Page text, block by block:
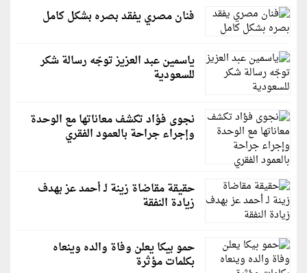
فنان مصري يفقد بصره بشكل كامل
ياسمين عبد العزيز توجّه رسالة شكر
للسعودية
نجوى فؤاد تكشف معاناتها مع الوحدة
وإجراء جراحة بالعمود الفقري
حقيقة مقاضاة زينة لـ أحمد عز بهدف
زيادة النفقة
حمو بيكا يعلن وفاة والده وينعاه
بكلمات مؤثرة